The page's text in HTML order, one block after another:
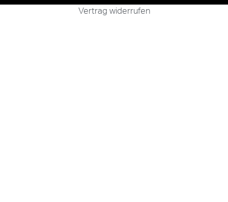
Vertrag widerrufen